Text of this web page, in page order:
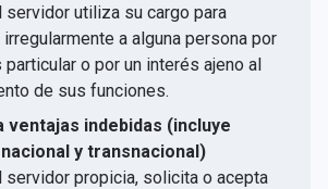
servidor utiliza su cargo para
a alguna persona por
particular o por un interés ajeno al
de sus funciones.
ventajas indebidas (incluye
y transnacional)
servidor propicia, solicita o acepta